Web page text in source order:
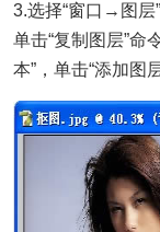
3.选择“窗口→图层
单击“复制图层”命
本”，单击“添加图